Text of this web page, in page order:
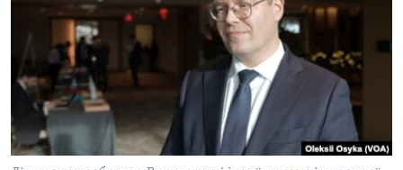
СУСПІЛЬСТВО
ЕКОНОМІКА
ІСТОРІЇ УСПІХУ УКРАЇНЦІВ
ТЕЛЕПРОГРАМИ
ЧАС-TIME
БРИФІНГ ГОЛОСУ АМЕРИКИ
СТУДІЯ ВАШИНГТОН
ВІКНО В АМЕРИКУ
ENGLISH
Learning English
МИ В СОЦМЕРЕЖАХ